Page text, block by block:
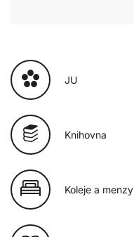
JU
Knihovna
Koleje a menzy